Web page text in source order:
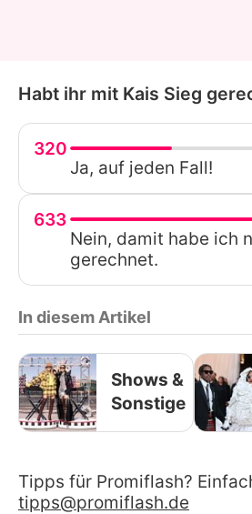
Habt ihr mit Kais Sieg
320
Ja, auf jeden Fall!
633
Nein, damit habe ich
gerechnet.
In diesem Artikel
Shows &
Sonstige
Tipps für Promiflash?
tipps@promiflash.de